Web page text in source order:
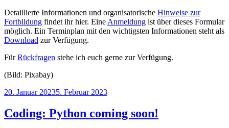
Detaillierte Informationen und organisatorische Hinweise zur
Fortbildung findet ihr hier. Eine Anmeldung ist über dieses Formular
möglich. Ein Terminplan mit den wichtigsten Informationen steht als
Download zur Verfügung.
FürRückfragen stehe ich euch gerne zur Verfügung.
(Bild: Pixabay)
Veröffentlicht
20. Januar 20235. Februar 2023
Coding: Python coming soon!